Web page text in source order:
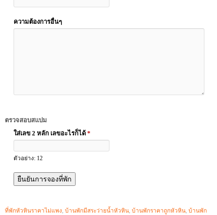
ความต้องการอื่นๆ
ตรวจสอบสแปม
ใส่เลข 2 หลัก เลขอะไรก็ได้ *
ตัวอย่าง: 12
ที่พักหัวหินราคาไม่แพง, บ้านพักมีสระว่ายน้ำหัวหิน, บ้านพักราคาถูกหัวหิน, บ้านพัก